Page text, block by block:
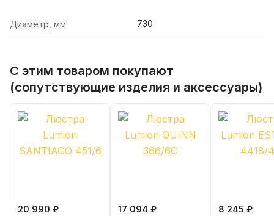
Диаметр, мм 730
С этим товаром покупают
(сопутствующие изделия и аксессуары)
20 990 ₽
17 094 ₽
8 245 ₽